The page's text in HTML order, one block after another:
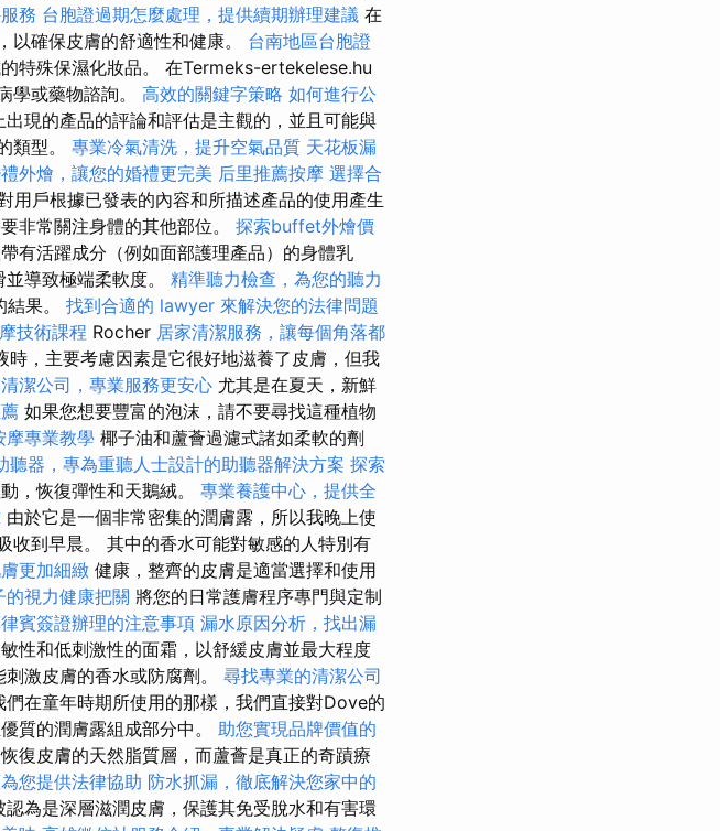
務 台胞證過期怎麼處理，提供續期辦理建議 在
以確保皮膚的舒適性和健康。 台南地區台胞證
特殊保濕化妝品。 在Termeks-ertekelese.hu
學或藥物諮詢。 高效的關鍵字策略 如何進行公
出現的產品的評論和評估是主觀的，並且可能與
類型。 專業冷氣清洗，提升空氣品質 天花板漏
外燴，讓您的婚禮更完美 后里推薦按摩 選擇合
戶根據已發表的內容和所描述產品的使用產生
非常關注身體的其他部位。 探索buffet外燴價
有活躍成分（例如面部護理產品）的身體乳
導致極端柔軟度。 精準聽力檢查，為您的聽力
果。 找到合適的 lawyer 來解決您的法律問題
技術課程 Rocher 居家清潔服務，讓每個角落都
，主要考慮因素是它很好地滋養了皮膚，但我
潔公司，專業服務更安心 尤其是在夏天，新鮮
如果您想要豐富的泡沫，請不要尋找這種植物
摩專業教學 椰子油和蘆薈過濾式諸如柔軟的劑
聽器，專為重聽人士設計的助聽器解決方案 探索
，恢復彈性和天鵝絨。 專業養護中心，提供全
由於它是一個非常密集的潤膚露，所以我晚上使
收到早晨。 其中的香水可能對敏感的人特別有
更加細緻 健康，整齊的皮膚是適當選擇和使用
視力健康把關 將您的日常護膚程序專門與定制
賓簽證辦理的注意事項 漏水原因分析，找出漏
性和低刺激性的面霜，以舒緩皮膚並最大程度
激皮膚的香水或防腐劑。 尋找專業的清潔公司
們在童年時期所使用的那樣，我們直接對Dove的
質的潤膚露組成部分中。 助您實現品牌價值的
復皮膚的天然脂質層，而蘆薈是真正的奇蹟療
您提供法律協助 防水抓漏，徹底解決您家中的
為是深層滋潤皮膚，保護其免受脫水和有害環